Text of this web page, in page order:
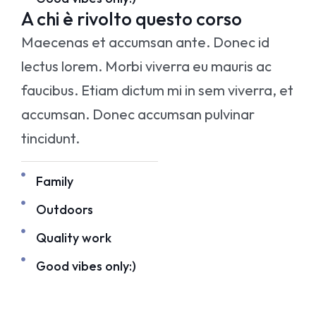
A chi è rivolto questo corso
Maecenas et accumsan ante. Donec id
lectus lorem. Morbi viverra eu mauris ac
faucibus. Etiam dictum mi in sem viverra, et
accumsan. Donec accumsan pulvinar
tincidunt.
Family
Outdoors
Quality work
Good vibes only:)